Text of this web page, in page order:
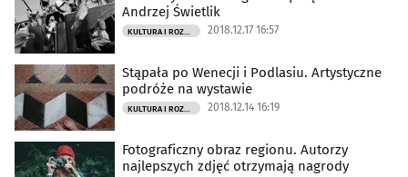
Andrzej Świetlik
2018.12.17 16:57
Stąpała po Wenecji i Podlasiu. Artystyczne
podróże na wystawie
2018.12.14 16:19
Fotograficzny obraz regionu. Autorzy
najlepszych zdjęć otrzymają nagrody